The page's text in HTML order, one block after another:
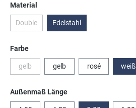
Material
Double(Diese Option ist zurzeit nicht verfügbar.)
Edelstahl
Farbeauswählen
gelb(Diese Option ist zurzeit nicht verfügbar.)
gelb rosé weiß
Außenmaß Längeauswählen